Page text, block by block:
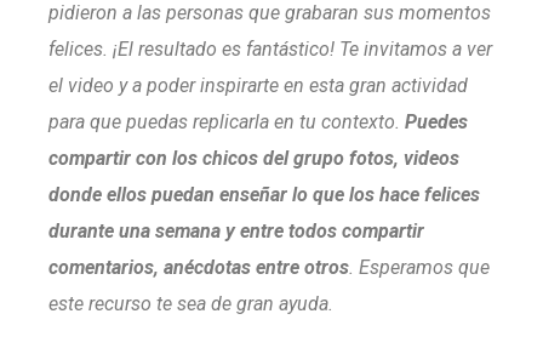
pidieron a las personas que grabaran sus momentos
felices. ¡El resultado es fantástico! Te invitamos a ver
el video y a poder inspirarte en esta gran actividad
para que puedas replicarla en tu contexto. Puedes
compartir con los chicos del grupo fotos, videos
donde ellos puedan enseñar lo que los hace felices
durante una semana y entre todos compartir
comentarios, anécdotas entre otros. Esperamos que
este recurso te sea de gran ayuda.